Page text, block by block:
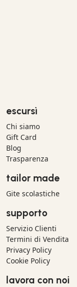
escursì
Chi siamo
Gift Card
Blog
Trasparenza
tailor made
Gite scolastiche
supporto
Servizio Clienti
Termini di Vendita
Privacy Policy
Cookie Policy
lavora con noi